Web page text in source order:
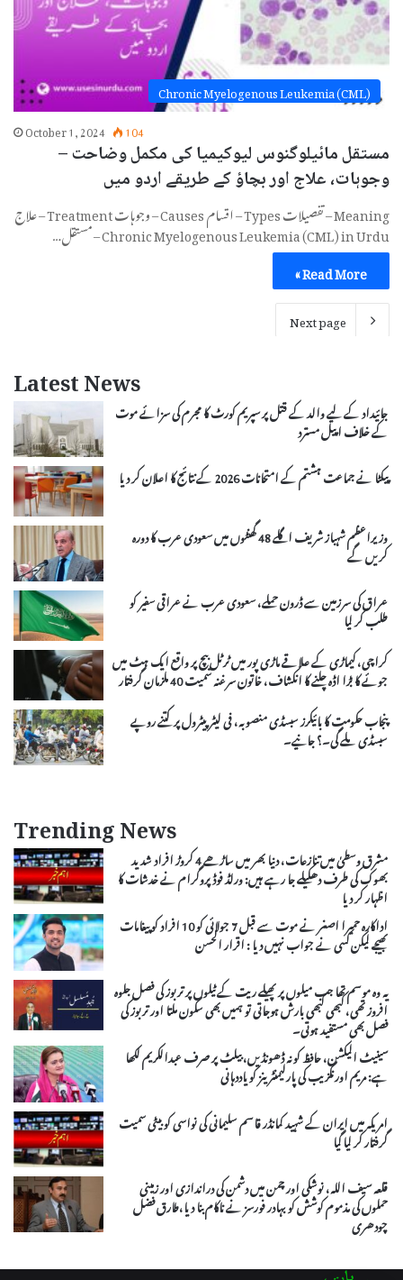
Chronic Myelogenous Leukemia (CML)
October 1, 2024 104
مستقل مائیلوگنوس لیوکیمیا کی مکمل وضاحت –
وجوہات، علاج اور بچاؤ کے طریقے اردو میں
Meaning – تفصیلات Types – اقسام Causes – وجوہات Treatment – علاج
Chronic Myelogenous Leukemia (CML) in Urdu – مستقل…
Read More »
Next page
Latest News
جائیداد کے لیے والد کے قتل پر سپریم کورٹ کا مجرم کی سزائے موت
کے خلاف اپیل مسترد
پیکٹا نے جماعت ہشتم کے امتحانات 2026 کے نتائج کا اعلان کر دیا
وزیراعظم شہباز شریف اگلے 48 گھنٹوں میں سعودی عرب کا دورہ
کریں گے
عراق کی سرزمین سے ڈرون حملے، سعودی عرب نے عراقی سفیر کو
طلب کر لیا
کراچی، کیماڑی کے علاقے ماڑی پور میں ٹرٹل بیچ پر واقع ایک ہٹ میں
جوئے کا بڑا اڈہ چلنے کا انکشاف، خاتون سرغنہ سمیت 40 ملزمان گرفتار
پنجاب حکومت کا بائیکرز سبسڈی منصوبہ، فی لیٹر پیٹرول پر کتنے روپے
سبسڈی ملے گی۔؟ جانیے۔
Trending News
مشرق وسطیٰ میں تنازعات، دنیا بھر میں ساڑھے 4 کروڑ افراد شدید
بھوک کی طرف دھکیلے جا رہے ہیں: ورلڈ فوڈ پروگرام نے خدشات کا
اظہار کر دیا
اداکارہ حمیرا اصغر نے موت سے قبل 7 جولائی کو 10 افراد کو پیغامات
بھیجے لیکن کسی نے جواب نہیں دیا : اقرار الحسن
یہ وہ موسم تھا جب میلوں پر پھیلے ریت کے ٹیلوں پر تربوز کی فصل جلوہ
افروز تھی، کبھی کبھی بارش ہوجاتی تو ہمیں بھی سکون ملتا اور تربوز کی
فصل بھی مستفید ہوتی۔
سینیٹ الیکشن، حافظ کو نہ ڈھونڈیں، بیلٹ پر صرف عبدالکریم لکھا
ہے: مریم اورنگزیب کی پارلیمنٹرینز کو یاددہانی
امریکہ میں ایران کے شہید کمانڈر قاسم سلیمانی کی نواسی کو بیٹی سمیت
گرفتار کر لیا گیا
قلعہ سیف اللہ، نوشکی اور چمن میں دشمن کی دراندازی اور زمینی
حملوں کی مذموم کوشش کو بہادر فورسز نے ناکام بنا دیا،طارق فضل
چودھری